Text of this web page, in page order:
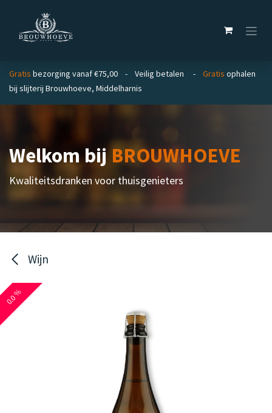
Gratis bezorging vanaf €75,00 - Veilig betalen - Gratis ophalen
bij slijterij Brouwhoeve, Middelharnis
Welkom bijBROUWHOEVE
Kwaliteitsdranken voor thuisgenieters
Wijn
0.0 %